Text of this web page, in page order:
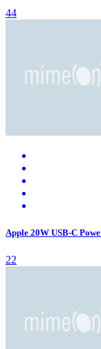
44
Apple 20W USB-C
22